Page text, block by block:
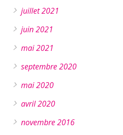
juillet 2021
juin 2021
mai 2021
septembre 2020
mai 2020
avril 2020
novembre 2016